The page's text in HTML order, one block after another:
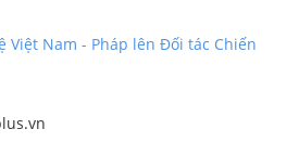
Việt Nam - Pháp lên Đối tác Chiến